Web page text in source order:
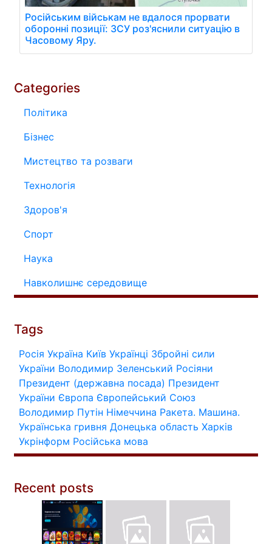
Російським військам не вдалося прорвати
оборонні позиції: ЗСУ роз'яснили ситуацію в
Часовому Яру.
Categories
Політика
Бізнес
Мистецтво та розваги
Технологія
Здоров'я
Спорт
Наука
Навколишнє середовище
Tags
Росія Україна Київ Українці Збройні сили
України Володимир Зеленський Росіяни
Президент (державна посада) Президент
України Європа Європейський Союз
Володимир Путін Німеччина Ракета. Машина.
Українська гривня Донецька область Харків
Укрінформ Російська мова
Recent posts